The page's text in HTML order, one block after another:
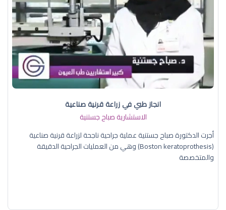
انجاز طبي في زراعة قرنية صناعية
الاستشارية صباح جستنية
أجرت الدكتورة صباح جستنية عملية جراحية ناجحة لزراعة قرنية صناعية
(Boston keratoprothesis) وهي من العمليات الجراحية الدقيقة
والمتخصصة